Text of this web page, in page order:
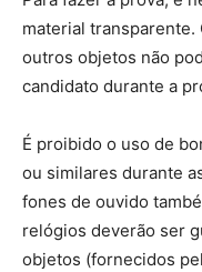
material transparente.
outros objetos não
candidato durante a
É proibido o uso de
ou similares durante
fones de ouvido
relógios deverão ser
objetos (fornecidos